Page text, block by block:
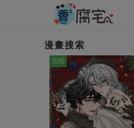
漫畫搜索
完结